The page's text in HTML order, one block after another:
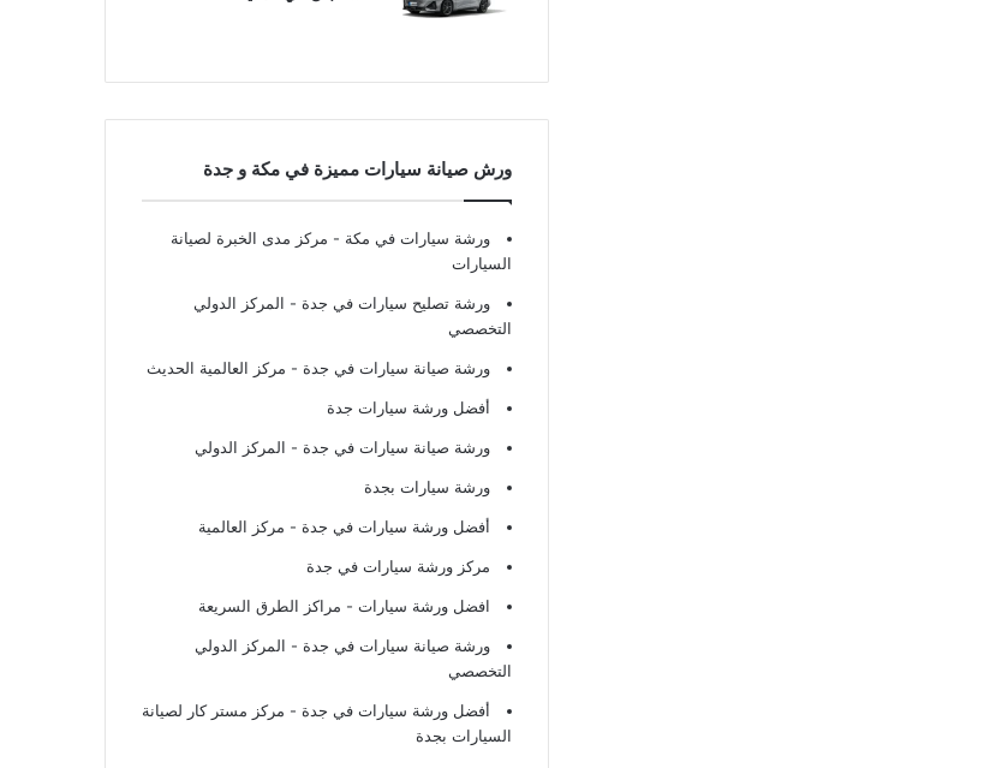
ورش صيانة سيارات مميزة في مكة و جدة
ورشة سيارات في مكة - مركز مدى الخبرة لصيانة
السيارات
ورشة تصليح سيارات في جدة - المركز الدولي
التخصصي
ورشة صيانة سيارات في جدة - مركز العالمية الحديث
أفضل ورشة سيارات جدة
ورشة صيانة سيارات في جدة - المركز الدولي
ورشة سيارات بجدة
أفضل ورشة سيارات في جدة - مركز العالمية
مركز ورشة سيارات في جدة
افضل ورشة سيارات - مراكز الطرق السريعة
ورشة صيانة سيارات في جدة - المركز الدولي
التخصصي
أفضل ورشة سيارات في جدة - مركز مستر كار لصيانة
السيارات بجدة